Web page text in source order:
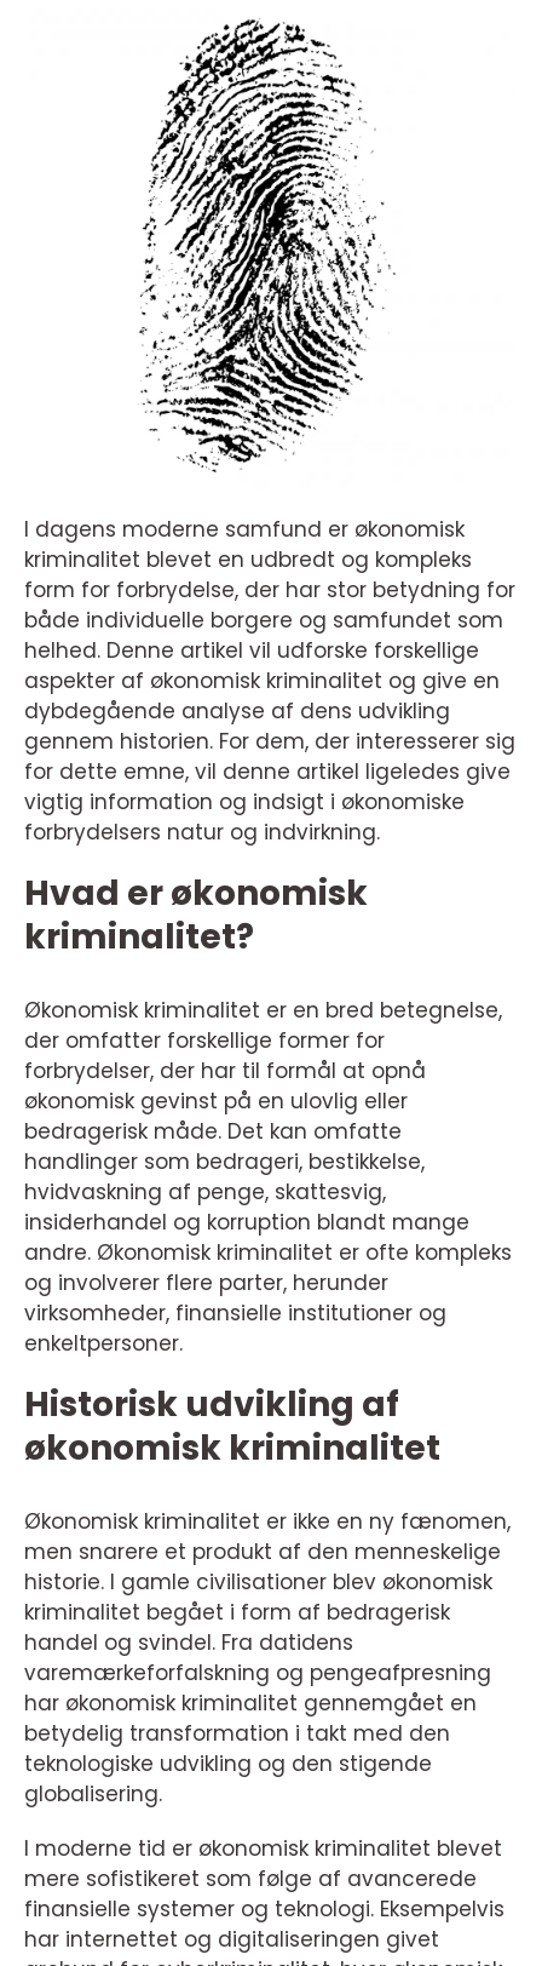
I dagens moderne samfund er økonomisk
kriminalitet blevet en udbredt og kompleks
form for forbrydelse, der har stor betydning for
både individuelle borgere og samfundet som
helhed. Denne artikel vil udforske forskellige
aspekter af økonomisk kriminalitet og give en
dybdegående analyse af dens udvikling
gennem historien. For dem, der interesserer sig
for dette emne, vil denne artikel ligeledes give
vigtig information og indsigt i økonomiske
forbrydelsers natur og indvirkning.
Hvad er økonomisk
kriminalitet?
Økonomisk kriminalitet er en bred betegnelse,
der omfatter forskellige former for
forbrydelser, der har til formål at opnå
økonomisk gevinst på en ulovlig eller
bedragerisk måde. Det kan omfatte
handlinger som bedrageri, bestikkelse,
hvidvaskning af penge, skattesvig,
insiderhandel og korruption blandt mange
andre. Økonomisk kriminalitet er ofte kompleks
og involverer flere parter, herunder
virksomheder, finansielle institutioner og
enkeltpersoner.
Historisk udvikling af
økonomisk kriminalitet
Økonomisk kriminalitet er ikke en ny fænomen,
men snarere et produkt af den menneskelige
historie. I gamle civilisationer blev økonomisk
kriminalitet begået i form af bedragerisk
handel og svindel. Fra datidens
varemærkeforfalskning og pengeafpresning
har økonomisk kriminalitet gennemgået en
betydelig transformation i takt med den
teknologiske udvikling og den stigende
globalisering.
I moderne tid er økonomisk kriminalitet blevet
mere sofistikeret som følge af avancerede
finansielle systemer og teknologi. Eksempelvis
har internettet og digitaliseringen givet